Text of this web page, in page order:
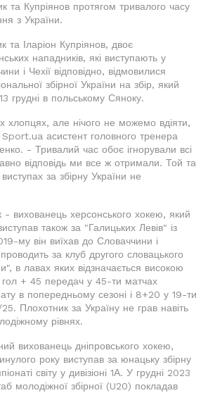
та Купріянов протягом тривалого часу
з України.
та Іларіон Купріянов, двоє
нападників, які виступають у
і Чехії відповідно, відмовилися
збірної України на збір, який
грудні в польському Сяноку.
хлопцях, але нічого не можемо вдіяти,
асистент головного тренера
- Тривалий час обоє ігнорували всі
відповідь ми все ж отримали. Той та
за збірну України не
- вихованець херсонського хокею, який
також за "Галицьких Левів" із
му він виїхав до Словаччини і
за клуб другого словацького
в лавах яких відзначається високою
гол + 45 передач у 45-ти матчах
в попередньому сезоні і 8+20 у 19-ти
Плохотник за Україну не грав навіть
рівнях.
вихованець дніпровського хокею,
року виступав за юнацьку збірну
світу у дивізіоні 1А. У грудні 2023
молодіжної збірної (U20) покладав